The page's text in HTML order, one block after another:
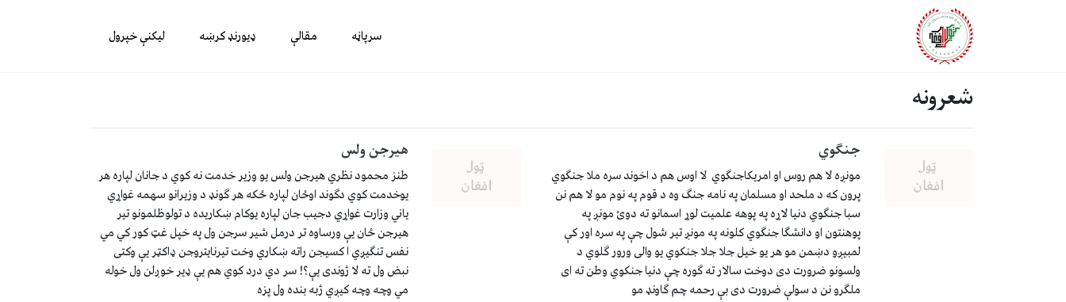
سرپاڼه مقالې ډیورنډ کرښه لیکنې خپرول
شعرونه
جنګوي
مونږه لا هم روس او امریکاجنګوي لا اوس هم د اخوند سره ملا جنګوي
پرون که د ملحد او مسلمان په نامه جنګ وه د قوم په نوم مو لا هم نن
سبا جنګوي دنیا لاړه په پوهه علمیت لوړ اسمانو ته دوئ مونږ په
پوهنتون او دانشګا جنګوي کلونه په مونږ تیر شول چې په سره اور کې
لمبیږو دښمن مو هر یو خیل جلا جلا جنکوي یو والی ورور ګلوي د
ولسونو ضرورت دی دوخت سالار ته ګوره چې دنیا جنکوي وطن ته ای
ملګرو نن د سولې ضرورت دی بې رحمه چم ګاونډ مو
هیرجن ولس
طنز محمود نظري هیرجن ولس یو وزیر خدمت نه کوي د جانان لپاره هر
یوخدمت کوي دګوند اوځان لپاره ځکه هر ګونډ د وزیرانو سهمه غواړي
یاني وزارت غواړي دجیب جان لپاره یوکام ښکاریده د تولوظلمونو تیر
هیرجن ځان یې ورساوه تر درمل شیر سرجن ول په خپل غټ کور کي مي
نفس تنګیږي ا کسیجن راته ښکاري وخت تیرنایتروجن ډاکټر یې وکتی
نبض ول ته لا ژوندی يې؟! سر دي درد کوي هم یې ډیر خوږلن ول خوله
مي وچه وچه کیږي ژبه بنده ول پزه